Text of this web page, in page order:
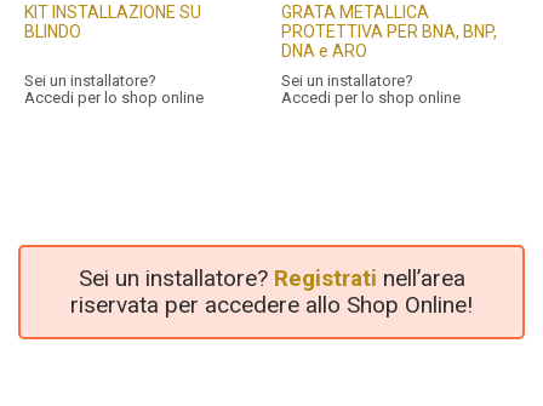
KIT INSTALLAZIONE SU
BLINDO
Sei un installatore?
Accedi per lo shop online
GRATA METALLICA
PROTETTIVA PER BNA, BNP,
DNA e ARO
Sei un installatore?
Accedi per lo shop online
Sei un installatore? Registrati nell’area
riservata per accedere allo Shop Online!